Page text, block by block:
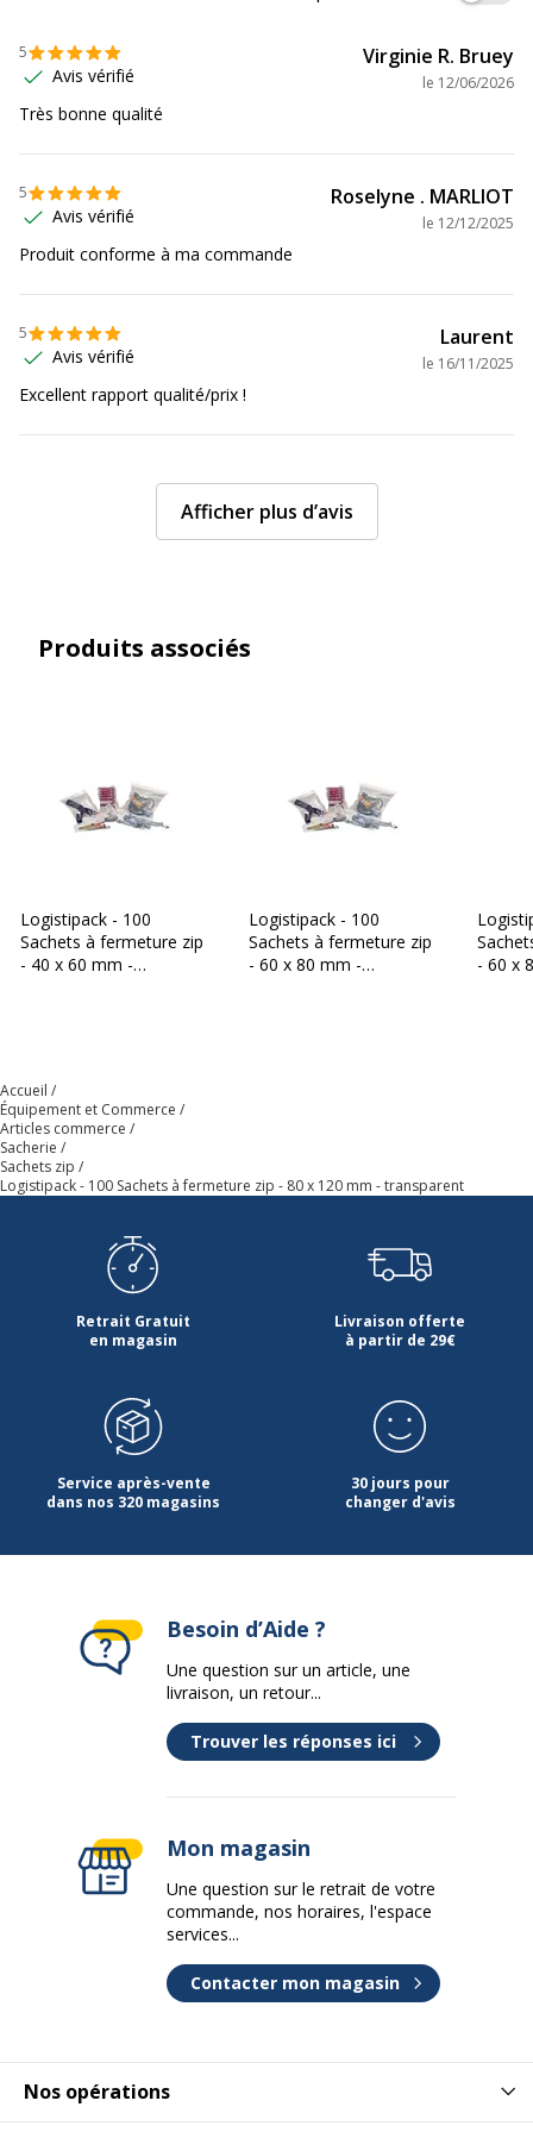
5
Avis vérifié
Virginie R. Bruey
le 12/06/2026
Très bonne qualité
5
Avis vérifié
Roselyne . MARLIOT
le 12/12/2025
Produit conforme à ma commande
5
Avis vérifié
Laurent
le 16/11/2025
Excellent rapport qualité/prix !
Afficher plus d’avis
Produits associés
Logistipack - 100
Sachets à fermeture zip
- 40 x 60 mm -
Logistipack - 100
Sachets à fermeture zip
- 60 x 80 mm -
- 60 x
Accueil
Équipement et Commerce
Articles commerce
Sacherie
Sachets zip
Logistipack - 100 Sachets à fermeture zip - 80 x 120 mm - transparent
Retrait Gratuit
en magasin
Livraison offerte
à partir de 29€
Service après-vente
dans nos 320 magasins
30 jours pour
changer d'avis
Nos opérations
Besoin d’Aide ?
Une question sur un article, une
livraison, un retour...
Trouver les réponses ici
Mon magasin
Une question sur le retrait de votre
commande, nos horaires, l'espace
services...
Contacter mon magasin